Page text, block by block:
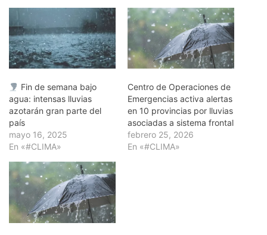
Fin de semana bajo
agua: intensas lluvias
azotarán gran parte del
país
mayo 16, 2025
En «#CLIMA»
Centro de Operaciones de
Emergencias activa alertas
en 10 provincias por lluvias
asociadas a sistema frontal
febrero 25, 2026
En «#CLIMA»